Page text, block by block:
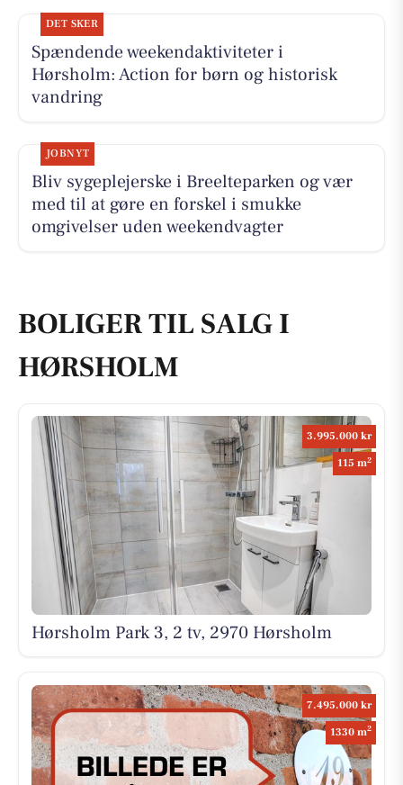
DET SKER
Spændende weekendaktiviteter i
Hørsholm: Action for børn og historisk
vandring
JOBNYT
Bliv sygeplejerske i Breelteparken og vær
med til at gøre en forskel i smukke
omgivelser uden weekendvagter
BOLIGER TIL SALG I
HØRSHOLM
3.995.000 kr
115 m2
Hørsholm Park 3, 2 tv, 2970 Hørsholm
7.495.000 kr
1330 m2